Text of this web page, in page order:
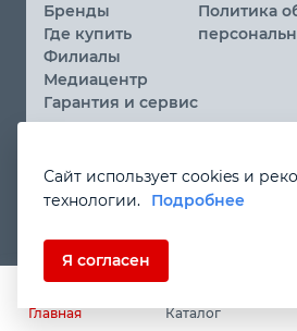
Бренды
Где купить
Филиалы
Медиацентр
Гарантия и сервис
Политика
Вы принимаете условияполитики
персональных данныхи
данные в любой форме на сайте
Если Вы не даете согласия на
персональных данных, Вам
Главная
Каталог
Сайт использует cookies и
технологии.
Подробнее
Я согласен